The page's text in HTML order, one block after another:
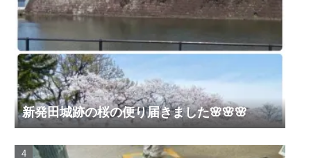
新発田城跡の桜の便り届きました🌸🌸🌸